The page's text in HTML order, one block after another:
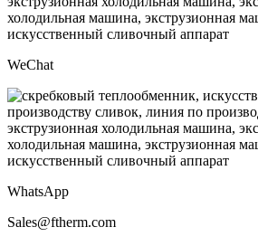
WeChat
WhatsApp
Sales@ftherm.com